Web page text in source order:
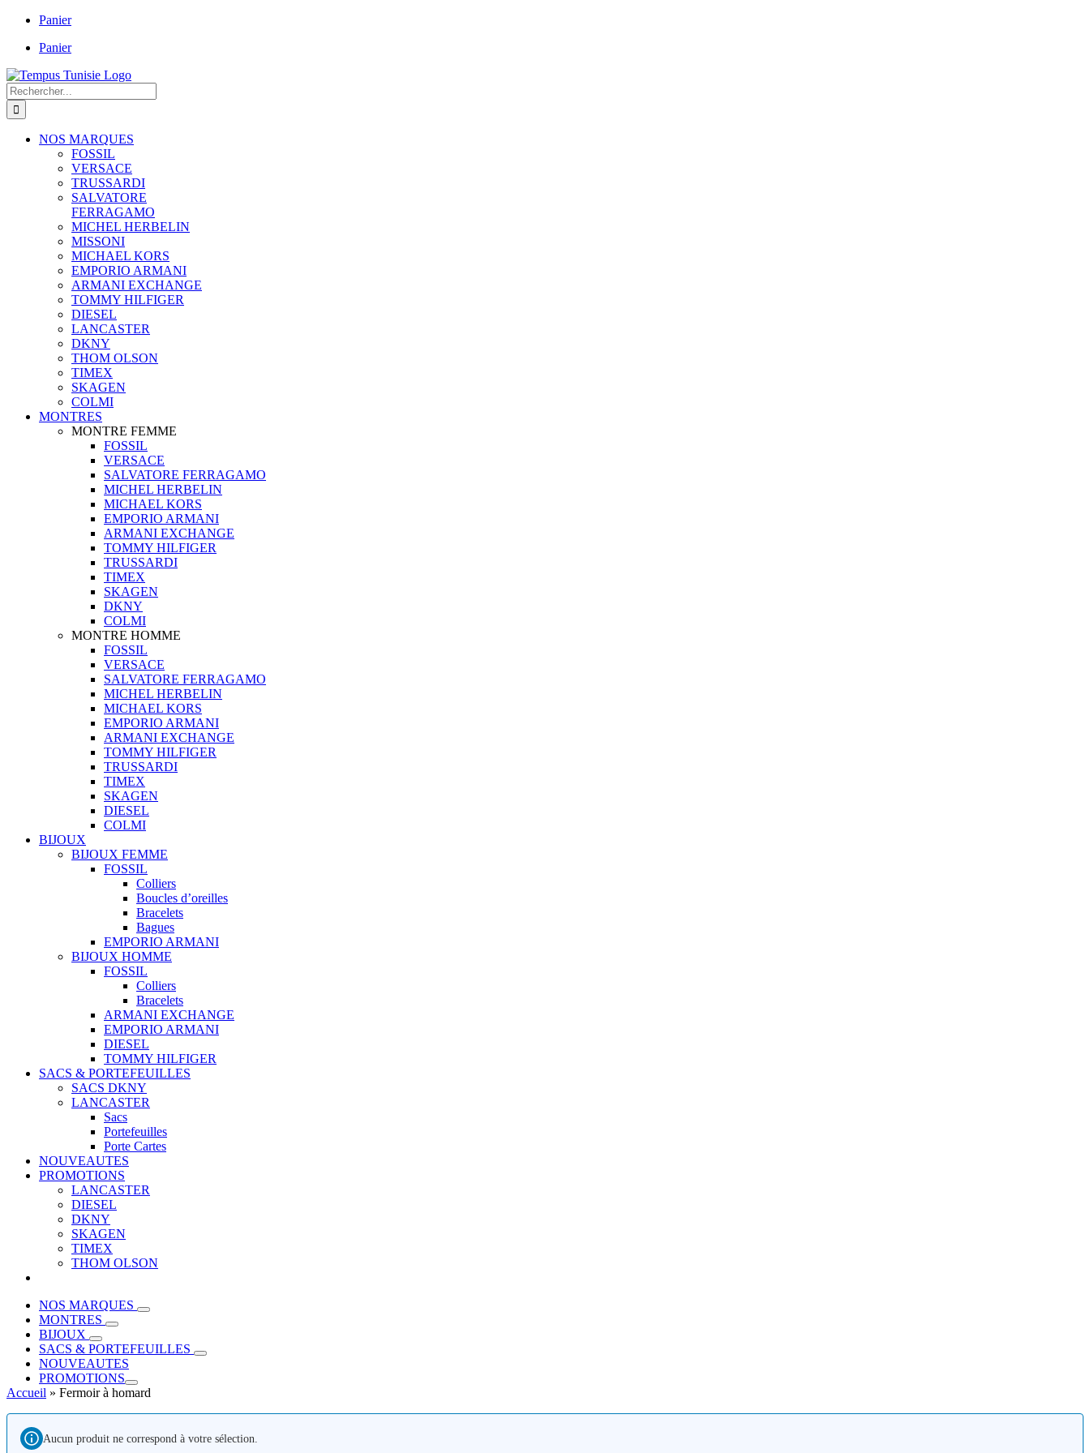
Passer
contenu
Panier
Panier
Rechercher:
NOS MARQUES
FOSSIL
VERSACE
TRUSSARDI
SALVATORE
FERRAGAMO
MICHEL HERBELIN
MISSONI
MICHAEL KORS
EMPORIO ARMANI
ARMANI EXCHANGE
TOMMY HILFIGER
DIESEL
LANCASTER
DKNY
THOM OLSON
TIMEX
SKAGEN
COLMI
MONTRES
MONTRE FEMME
FOSSIL
VERSACE
SALVATORE FERRAGAMO
MICHEL HERBELIN
MICHAEL KORS
EMPORIO ARMANI
ARMANI EXCHANGE
TOMMY HILFIGER
TRUSSARDI
TIMEX
SKAGEN
DKNY
COLMI
MONTRE HOMME
FOSSIL
VERSACE
SALVATORE FERRAGAMO
MICHEL HERBELIN
MICHAEL KORS
EMPORIO ARMANI
ARMANI EXCHANGE
TOMMY HILFIGER
TRUSSARDI
TIMEX
SKAGEN
DIESEL
COLMI
BIJOUX
BIJOUX FEMME
FOSSIL
Colliers
Boucles d’oreilles
Bracelets
Bagues
EMPORIO ARMANI
BIJOUX HOMME
FOSSIL
Colliers
Bracelets
ARMANI EXCHANGE
EMPORIO ARMANI
DIESEL
TOMMY HILFIGER
SACS & PORTEFEUILLES
SACS DKNY
LANCASTER
Sacs
Portefeuilles
Porte Cartes
NOUVEAUTES
PROMOTIONS
LANCASTER
DIESEL
DKNY
SKAGEN
TIMEX
THOM OLSON
NOS MARQUES
MONTRES
BIJOUX
SACS & PORTEFEUILLES
NOUVEAUTES
PROMOTIONS
Accueil » Fermoir à homard
Aucun produit ne correspond à votre sélection.